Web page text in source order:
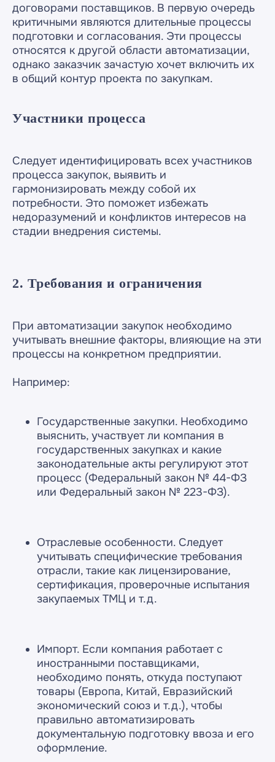
договорами поставщиков. В первую очередь
критичными являются длительные процессы
подготовки и согласования. Эти процессы
относятся к другой области автоматизации,
однако заказчик зачастую хочет включить их
в общий контур проекта по закупкам.
Участники процесса
Следует идентифицировать всех участников
процесса закупок, выявить и
гармонизировать между собой их
потребности. Это поможет избежать
недоразумений и конфликтов интересов на
стадии внедрения системы.
2. Требования и ограничения
При автоматизации закупок необходимо
учитывать внешние факторы, влияющие на эти
процессы на конкретном предприятии.
Например:
Государственные закупки. Необходимо
выяснить, участвует ли компания в
государственных закупках и какие
законодательные акты регулируют этот
процесс (Федеральный закон № 44-ФЗ
или Федеральный закон № 223-ФЗ).
Отраслевые особенности. Следует
учитывать специфические требования
отрасли, такие как лицензирование,
сертификация, проверочные испытания
закупаемых ТМЦ и т.д.
Импорт. Если компания работает с
иностранными поставщиками,
необходимо понять, откуда поступают
товары (Европа, Китай, Евразийский
экономический союз и т.д.), чтобы
правильно автоматизировать
документальную подготовку ввоза и его
оформление.